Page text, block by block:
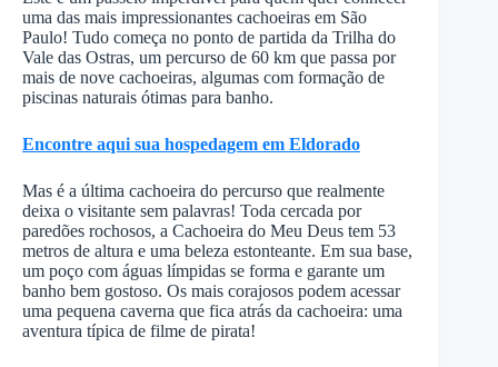
uma das mais impressionantes cachoeiras em São
Paulo! Tudo começa no ponto de partida da Trilha do
Vale das Ostras, um percurso de 60 km que passa por
mais de nove cachoeiras, algumas com formação de
piscinas naturais ótimas para banho.
Encontre aqui sua hospedagem em Eldorado
Mas é a última cachoeira do percurso que realmente
deixa o visitante sem palavras! Toda cercada por
paredões rochosos, a Cachoeira do Meu Deus tem 53
metros de altura e uma beleza estonteante. Em sua base,
um poço com águas límpidas se forma e garante um
banho bem gostoso. Os mais corajosos podem acessar
uma pequena caverna que fica atrás da cachoeira: uma
aventura típica de filme de pirata!